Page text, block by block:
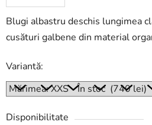
Blugi albastru deschis lungimea
cusături galbene din material
Variantă:
Disponibilitate